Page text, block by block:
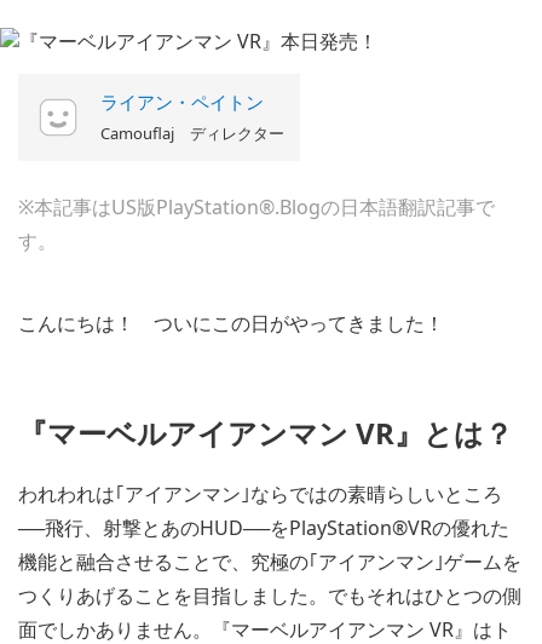
ライアン・ペイトン
Camouflaj ディレクター
※本記事はUS版PlayStation®.Blogの日本語翻訳記事で
す。
こんにちは！ ついにこの日がやってきました！
『マーベルアイアンマン VR』とは？
われわれは｢アイアンマン｣ならではの素晴らしいところ
──飛行、射撃とあのHUD──をPlayStation®VRの優れた
機能と融合させることで、究極の｢アイアンマン｣ゲームを
つくりあげることを目指しました。でもそれはひとつの側
面でしかありません。『マーベルアイアンマン VR』はト